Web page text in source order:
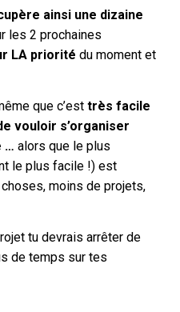
ainsi une dizaine
les 2 prochaines
LA priorité du moment et
que c’est très facile
vouloir s’organiser
… alors que le plus
le plus facile !) est
moins de projets,
tu devrais arrêter de
de temps sur tes